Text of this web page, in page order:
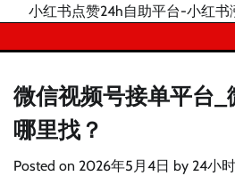
小红书点赞24h自助平台-小红
微信视频号接单平台
哪里找？
Posted on 2026年5月4日 by 24小